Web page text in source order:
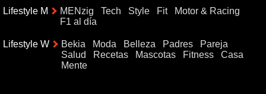
Lifestyle M MENzig Tech Style Fit
Motor & Racing
F1 al día
Lifestyle W Bekia Moda Belleza Padres
Pareja
Salud
Recetas Mascotas Fitness
Casa
Mente